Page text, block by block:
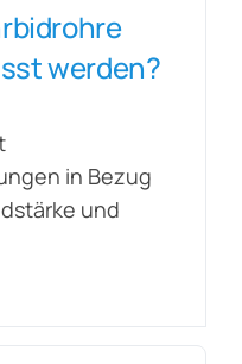
werden?
in Bezug
und